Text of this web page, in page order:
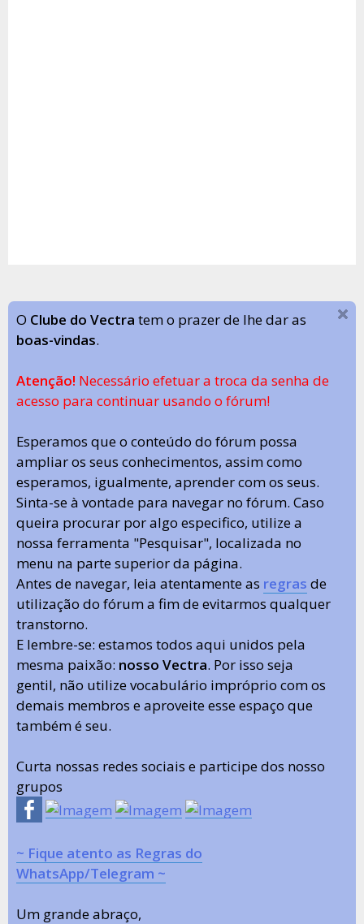
O Clube do Vectra tem o prazer de lhe dar as
boas-vindas.
Atenção! Necessário efetuar a troca da senha de
acesso para continuar usando o fórum!
Esperamos que o conteúdo do fórum possa
ampliar os seus conhecimentos, assim como
esperamos, igualmente, aprender com os seus.
Sinta-se à vontade para navegar no fórum. Caso
queira procurar por algo especifico, utilize a
nossa ferramenta "Pesquisar", localizada no
menu na parte superior da página.
Antes de navegar, leia atentamente as regras de
utilização do fórum a fim de evitarmos qualquer
transtorno.
E lembre-se: estamos todos aqui unidos pela
mesma paixão: nosso Vectra. Por isso seja
gentil, não utilize vocabulário impróprio com os
demais membros e aproveite esse espaço que
também é seu.
Curta nossas redes sociais e participe dos nosso
grupos
~ Fique atento as Regras do
WhatsApp/Telegram ~
Um grande abraço,